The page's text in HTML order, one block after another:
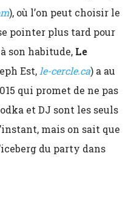
), où l’on peut choisir le
pointer plus tard pour
son habitude, Le
Est, le-cercle.ca) a au
qui promet de ne pas
et DJ sont les seuls
mais on sait que
du party dans